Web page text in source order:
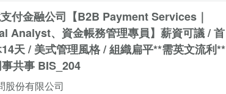
付金融公司【B2B Payment Services｜
Analyst、資金帳務管理專員】薪資可議 / 首
天 / 美式管理風格 / 組織扁平**需英文流利**
共事 BIS_204
股份有限公司